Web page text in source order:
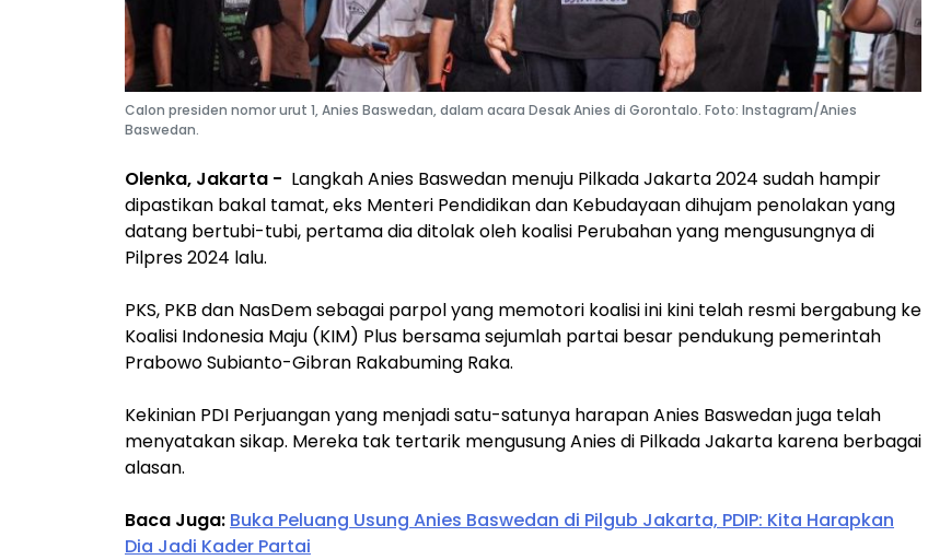
Calon presiden nomor urut 1, Anies Baswedan, dalam acara Desak Anies di Gorontalo. Foto: Instagram/Anies
Baswedan.
Olenka, Jakarta - Langkah Anies Baswedan menuju Pilkada Jakarta 2024 sudah hampir
dipastikan bakal tamat, eks Menteri Pendidikan dan Kebudayaan dihujam penolakan yang
datang bertubi-tubi, pertama dia ditolak oleh koalisi Perubahan yang mengusungnya di
Pilpres 2024 lalu.
PKS, PKB dan NasDem sebagai parpol yang memotori koalisi ini kini telah resmi bergabung ke
Koalisi Indonesia Maju (KIM) Plus bersama sejumlah partai besar pendukung pemerintah
Prabowo Subianto-Gibran Rakabuming Raka.
Kekinian PDI Perjuangan yang menjadi satu-satunya harapan Anies Baswedan juga telah
menyatakan sikap. Mereka tak tertarik mengusung Anies di Pilkada Jakarta karena berbagai
alasan.
Baca Juga: Buka Peluang Usung Anies Baswedan di Pilgub Jakarta, PDIP: Kita Harapkan
Dia Jadi Kader Partai